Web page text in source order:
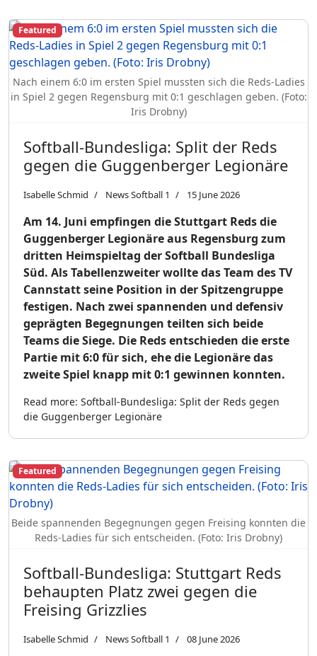
Nach einem 6:0 im ersten Spiel mussten sich die Reds-Ladies
in Spiel 2 gegen Regensburg mit 0:1 geschlagen geben. (Foto:
Iris Drobny)
Featured
Softball-Bundesliga: Split der Reds
gegen die Guggenberger Legionäre
Isabelle Schmid News Softball 1 15 June 2026
Am 14. Juni empfingen die Stuttgart Reds die
Guggenberger Legionäre aus Regensburg zum
dritten Heimspieltag der Softball Bundesliga
Süd. Als Tabellenzweiter wollte das Team des TV
Cannstatt seine Position in der Spitzengruppe
festigen. Nach zwei spannenden und defensiv
geprägten Begegnungen teilten sich beide
Teams die Siege. Die Reds entschieden die erste
Partie mit 6:0 für sich, ehe die Legionäre das
zweite Spiel knapp mit 0:1 gewinnen konnten.
Read more: Softball-Bundesliga: Split der Reds gegen
die Guggenberger Legionäre
Beide spannenden Begegnungen gegen Freising konnten die
Reds-Ladies für sich entscheiden. (Foto: Iris Drobny)
Featured
Softball-Bundesliga: Stuttgart Reds
behaupten Platz zwei gegen die
Freising Grizzlies
Isabelle Schmid News Softball 1 08 June 2026